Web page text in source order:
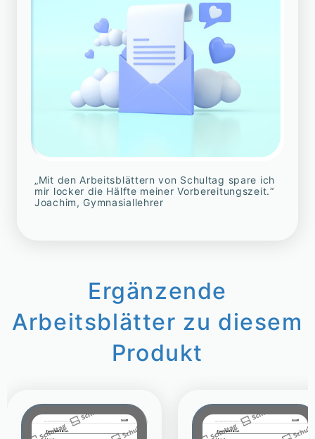
„Mit den Arbeitsblättern von Schultag spare ich
mir locker die Hälfte meiner Vorbereitungszeit.“
Joachim, Gymnasiallehrer
Ergänzende
Arbeitsblätter zu diesem
Produkt